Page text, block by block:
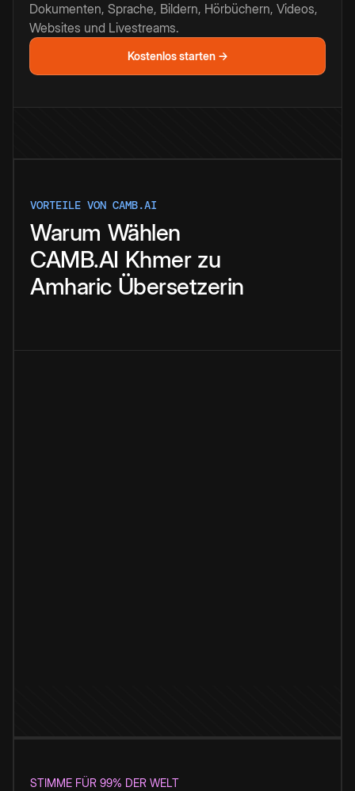
Dokumenten, Sprache, Bildern, Hörbüchern, Videos,
Websites und Livestreams.
Kostenlos starten →
VORTEILE VON CAMB.AI
Warum Wählen
CAMB.AI Khmer zu
Amharic Übersetzerin
STIMME FÜR 99% DER WELT